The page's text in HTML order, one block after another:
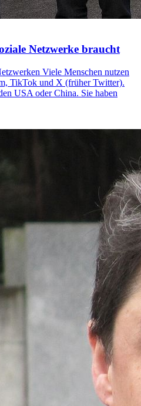
Netzwerke braucht
Viele Menschen nutzen
TikTok und X (früher Twitter).
USA oder China. Sie haben